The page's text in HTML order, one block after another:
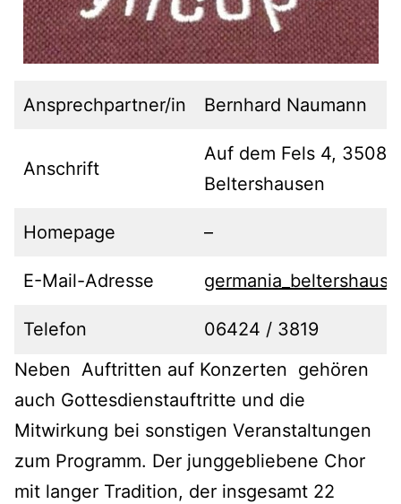
Ansprechpartner/in Bernhard Naumann
Anschrift
Auf dem Fels 4, 35085
Beltershausen
Homepage –
E-Mail-Adresse
Telefon
06424 / 3819
Neben Auftritten auf Konzerten gehören
auch Gottesdienstauftritte und die
Mitwirkung bei sonstigen Veranstaltungen
zum Programm. Der junggebliebene Chor
mit langer Tradition, der insgesamt 22